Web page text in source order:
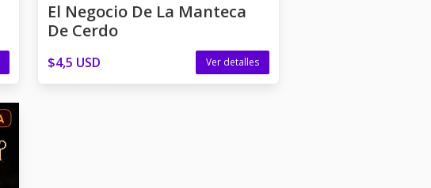
El Negocio De La Manteca
De Cerdo
$4,5 USD Ver detalles